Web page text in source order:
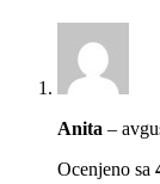
Anita –
Ocenjeno sa